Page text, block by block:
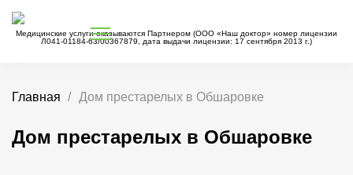
Медицинские услуги оказываются Партнером (ООО «Наш доктор» номер лицензии
Л041-01184-63/00367879, дата выдачи лицензии: 17 сентября 2013 г.)
Главная Дом престарелых в Обшаровке
Дом престарелых в Обшаровке